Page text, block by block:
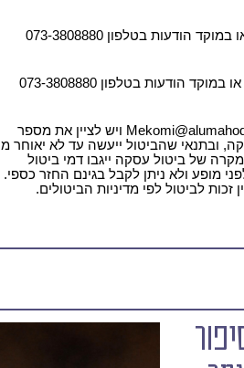
למושבים נגישים וסיוע, אנא צרו עמנו קשר בדוא"ל Mekomi@alumahod.com או במוקד הודעות בטלפון 073-3808880
לפרטים נוספים / ביטול, אנא צרו עמנו קשר בדוא"ל Mekomi@alumahod.com או במוקד הודעות בטלפון 073-3808880
ביטול עסקה ניתן לבצע באמצעות הודעה בכתב לדוא"ל Mekomi@alumahod.com ויש לציין את מספר
בתוך 14 ימים ממועד ביצוע העסקה, ובתנאי שהביטול ייעשה עד לא יאוחר מ
של ביטול עסקה ייגבו דמי ביטול
לא ניתן לבטל כרטיסים שנקנו 7 ימי עסקים לפני מופע ולא ניתן לקבל בגינם החזר כספי.
לביטול לפי מדיניות הביטולים.